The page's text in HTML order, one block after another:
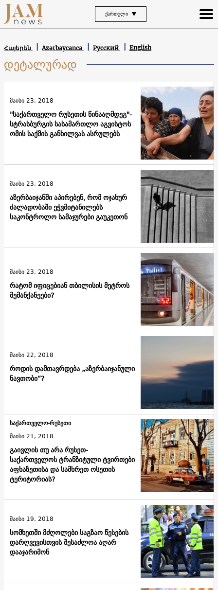
ᲥᲐᲠᲗᲣᲚᲘ
Հայերեն Azərbaycanca Русский English
დეტალურად
"საქართველო რუსეთის წინააღმდეგ"-
სტრასბურგის სასამართლო აგვისტოს
ომის საქმის განხილვას ასრულებს
მაისი 23, 2018
აზერბაიჯანში აპირებენ, რომ ოჯახურ
ძალადობაში ეჭვმიტანილებს
საკონტროლო სამაჯურები გაუკეთონ
მაისი 23, 2018
რატომ იფიცებიან თბილისის მეტროს
მემანქანეები?
მაისი 23, 2018
როდის დამთავრდება „აზერბაიჯანული
ნავთობი“?
მაისი 22, 2018
გაივლის თუ არა რუსეთ-
საქართველოს ტრანზიტული ტვირთები
აფხაზეთისა და სამხრეთ ოსეთის
ტერიტორიას?
საქართველო-რუსეთი
მაისი 21, 2018
სომხეთში მძღოლები საგზაო წესების
დარღვევისთვის შესაძლოა აღარ
დააჯარიმონ
მაისი 19, 2018